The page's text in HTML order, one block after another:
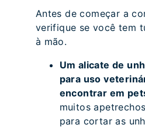
Antes de começar a
verifique se você tem
à mão.
Um alicate de
para uso
encontrar em
muitos
para cortar as